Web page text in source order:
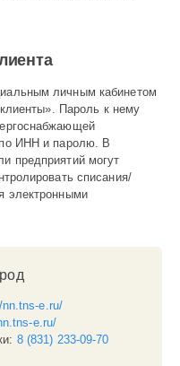
личным кабинетом
Пароль к нему
по ИНН и паролю. В
предприятий могут
списания/
электронными
e.ru/
e.ru/
8 (831) 233-09-70